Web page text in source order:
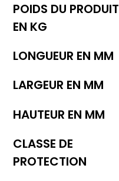
POIDS DU PRODUIT
EN KG
LONGUEUR EN MM
LARGEUR EN MM
HAUTEUR EN MM
CLASSE DE
PROTECTION